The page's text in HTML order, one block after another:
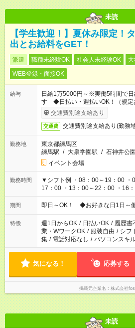
未読
【学生歓迎！】夏休み限定！
出とお給料をGET！
派遣 職種未経験OK 社会人未経験OK
WEB登録・面接OK
給与
日給1万5000円～※実働5時間で
す ◆日払い・週払いOK！（規定
異なります
交通費別途支給あり
交通費 交通費別途支給あり(勤務
勤務地
東京都練馬区
練馬駅 / 大泉学園駅 / 石神井公
イベント会場
勤務時間
▼シフト例 ・08：00～19：00 ・
17：00 ・13：00～22：00 ・16：00～21：
仕事により勤務時間が異なります
期間 即日～OK！ ◆お好きな日1日～
特徴 週1日からOK / 日払いOK / 履歴書
業・WワークOK / 服装自由 / シフ
集 / 電話対応なし / パソコンスキ
気になる！ 応募する
掲載元企業名 株式会社
未読